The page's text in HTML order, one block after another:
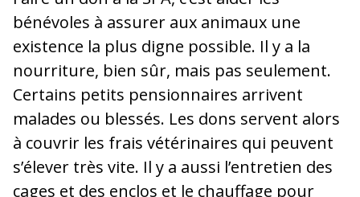
bénévoles à assurer aux animaux une
existence la plus digne possible. Il y a la
nourriture, bien sûr, mais pas seulement.
Certains petits pensionnaires arrivent
malades ou blessés. Les dons servent alors
à couvrir les frais vétérinaires qui peuvent
s’élever très vite. Il y a aussi l’entretien des
cages et des enclos et le chauffage pour